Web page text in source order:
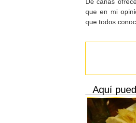
que en mi
que todos
Aquí